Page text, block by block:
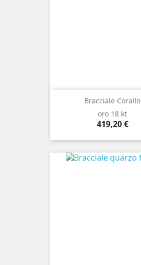
Bracciale Corallo
oro 18 kt
Prezzo
419,20 €